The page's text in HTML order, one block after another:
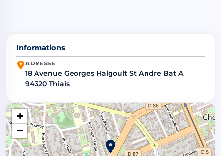
Informations
ADRESSE
18 Avenue Georges Halgoult St Andre Bat A
94320 Thiais
+
−